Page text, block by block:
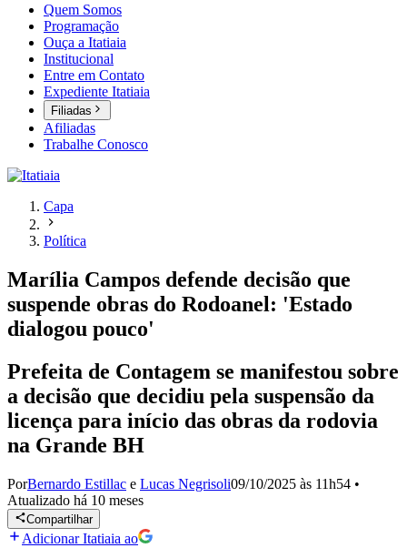
Quem Somos
Programação
Ouça a Itatiaia
Institucional
Entre em Contato
Expediente Itatiaia
Filiadas
Afiliadas
Trabalhe Conosco
Capa
Política
Marília Campos defende decisão que
suspende obras do Rodoanel: 'Estado
dialogou pouco'
Prefeita de Contagem se manifestou sobre
a decisão que decidiu pela suspensão da
licença para início das obras da rodovia
na Grande BH
PorBernardo Estillac e Lucas Negrisoli09/10/2025 às 11h54 •
Atualizado há 10 meses
Compartilhar
Adicionar Itatiaia ao